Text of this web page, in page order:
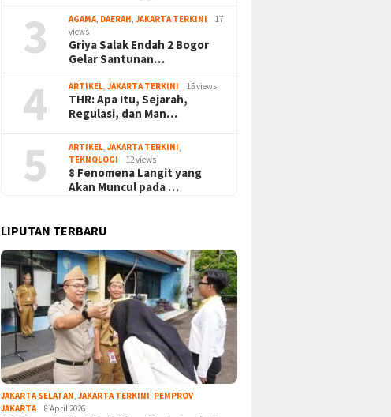
3 AGAMA DAERAH ,JAKARTA TERKINI
17
views
Griya Salak Endah 2 Bogor
Gelar Santunan…
4 ARTIKEL ,JAKARTA TERKINI 15 views
THR: Apa Itu, Sejarah,
Regulasi, dan Man…
5 ARTIKEL ,JAKARTA TERKINI
TEKNOLOGI
12 views
8 Fenomena Langit yang
Akan Muncul pada …
LIPUTAN TERBARU
JAKARTA SELATAN ,JAKARTA TERKINI PEMPROV
JAKARTA
8 April 2026